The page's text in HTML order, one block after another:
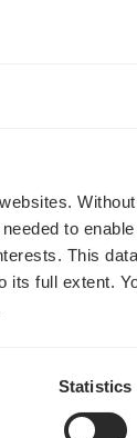
to
This
full extent.
Statistics